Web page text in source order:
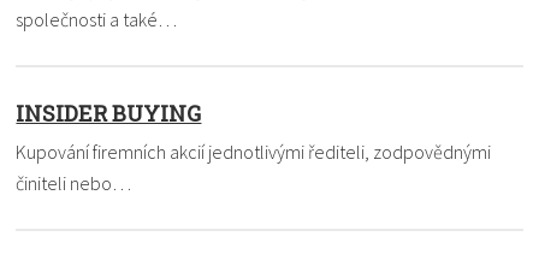
společnosti a také…
INSIDER BUYING
Kupování firemních akcií jednotlivými řediteli, zodpovědnými
činiteli nebo…